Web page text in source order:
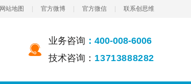
网站地图 官方微博 官方微信 联系创思维
业务咨询 ：400-008-6006
技术咨询： 13713888282